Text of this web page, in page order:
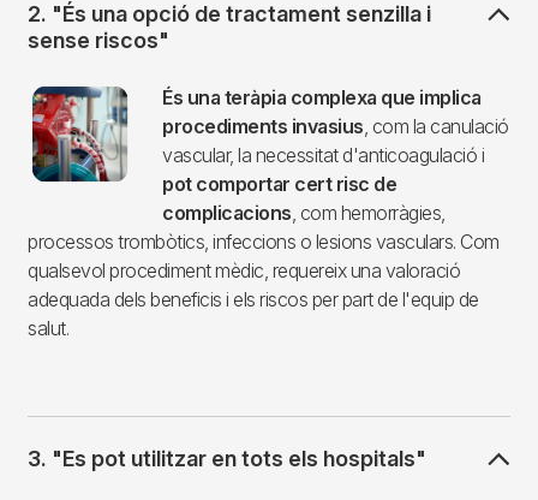
2. "És una opció de tractament senzilla i
sense riscos"
Imagen
És una teràpia complexa que implica
procediments invasius, com la canulació
vascular, la necessitat d'anticoagulació i
pot comportar cert risc de
complicacions, com hemorràgies,
processos trombòtics, infeccions o lesions vasculars. Com
qualsevol procediment mèdic, requereix una valoració
adequada dels beneficis i els riscos per part de l'equip de
salut.
3. "Es pot utilitzar en tots els hospitals"